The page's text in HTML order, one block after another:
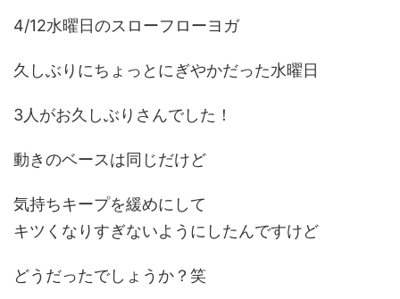
4/12水曜日のスローフローヨガ
久しぶりにちょっとにぎやかだった水曜日
3人がお久しぶりさんでした！
動きのベースは同じだけど
気持ちキープを緩めにして
キツくなりすぎないようにしたんですけど
どうだったでしょうか？笑